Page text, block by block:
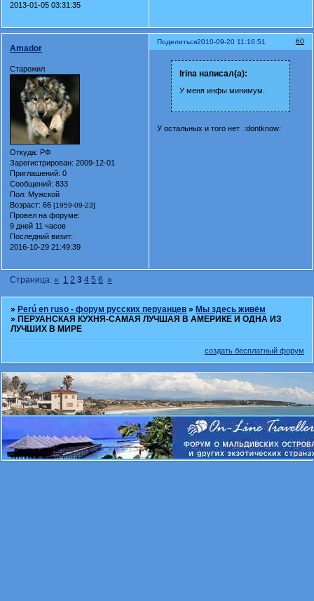
2013-01-05 03:31:35
Поделиться 60
2010-09-20 11:16:51
Amador
Старожил
Откуда: РФ
Зарегистрирован: 2009-12-01
Приглашений: 0
Сообщений: 833
Пол: Мужской
Возраст: 66[1959-09-23]
Провел на форуме:
9 дней 11 часов
Последний визит:
2016-10-29 21:49:39
Irina написал(а):
У меня инфы минимум.
У остальных и того нет :dontknow:
Страница:« 1 2 3 4 5 6 »
» Perú en ruso - форум русских перуанцев » Мы здесь живём
» ПЕРУАНСКАЯ КУХНЯ-САМАЯ ЛУЧШАЯ В АМЕРИКЕ И ОДНА ИЗ
ЛУЧШИХ В МИРЕ
создать бесплатный форум